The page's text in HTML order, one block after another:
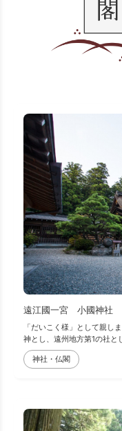
遠江國一宮 小國神社
「だいこく様」として親し
神とし、遠州地方第1の社と
神社・仏閣